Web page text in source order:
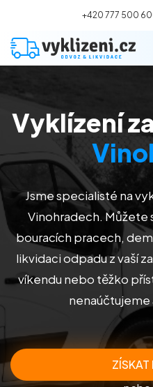
+420 777 500
Vyklízení
Stěhování
Malování
Deratizace a
Úklid
Příprava nemovitostí
Vyklízení
Jsme specialisté na
Vinohradech. Můžete
bouracích pracech,
likvidaci odpadu z vaší
víkendu nebo těžko
nenaúčtujeme
ZÍSKAT